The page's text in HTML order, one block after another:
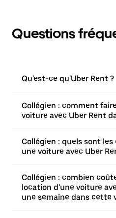
Questions
Qu'est-ce qu'Uber Rent ?
Collégien : comment
voiture avec Uber Rent
Collégien : quels sont
une voiture avec Uber
Collégien : combien
location d'une voiture
une semaine dans cette